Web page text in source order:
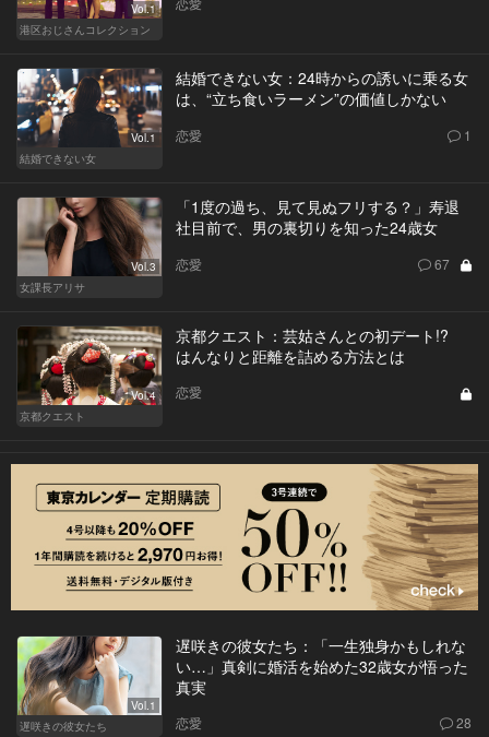
Vol.1
港区おじさんコレクション
Vol.1
結婚できない女
結婚できない女：24時からの誘いに乗る女
は、“立ち食いラーメン”の価値しかない
恋愛 1
Vol.3
女課長アリサ
「1度の過ち、見て見ぬフリする？」寿退
社目前で、男の裏切りを知った24歳女
恋愛 67
Vol.4
京都クエスト
京都クエスト：芸姑さんとの初デート!?
はんなりと距離を詰める方法とは
恋愛
Vol.1
遅咲きの彼女たち
遅咲きの彼女たち：「一生独身かもしれな
い…」真剣に婚活を始めた32歳女が悟った
真実
恋愛 28